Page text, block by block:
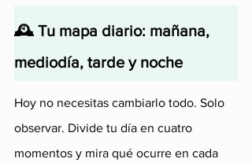
🕰️ Tu mapa diario: mañana,
mediodía, tarde y noche
Hoy no necesitas cambiarlo todo. Solo
observar. Divide tu día en cuatro
momentos y mira qué ocurre en cada